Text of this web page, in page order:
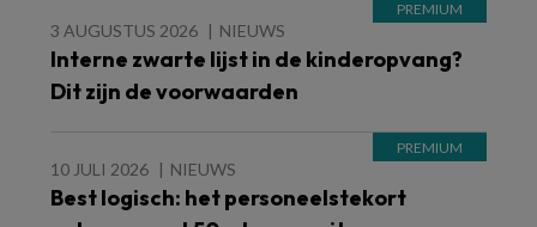
3 AUGUSTUS 2026 NIEUWS
Interne zwarte lijst in de kinderopvang?
Dit zijn de voorwaarden
10 JULI 2026 NIEUWS
Best logisch: het personeelstekort